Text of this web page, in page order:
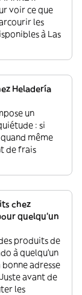
voir ce que
les
à Las
Heladería
un
: si
même
de frais
chez
quelqu'un
produits de
à quelqu'un
adresse
avant de
les